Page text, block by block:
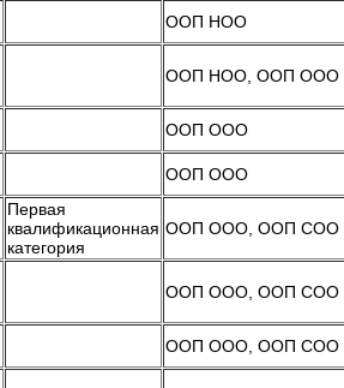
ООП НОО
ООП НОО, ООП ООО
ООП ООО
ООП ООО
Первая
квалификационная
категория
ООП ООО, ООП СОО
ООП ООО, ООП СОО
ООП ООО, ООП СОО